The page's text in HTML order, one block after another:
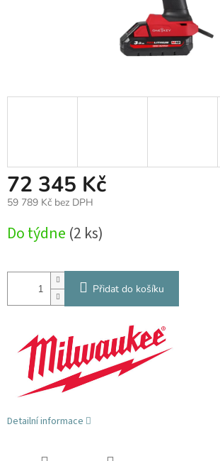
72 345 Kč
59 789 Kč bez DPH
cena:
Do týdne (2 ks)
Přidat do košíku
Detailní informace